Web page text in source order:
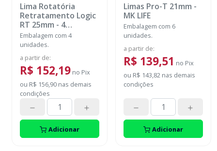
Lima Rotatória
Retratamento Logic
RT 25mm - 4
unidades -EASY
Embalagem com 4
unidades.
a partir de:
R$ 152,19 no Pix
ou R$ 156,90 nas demais
condições
Adicionar
Limas Pro-T 21mm -
MK LIFE
Embalagem com 6
unidades.
a partir de:
R$ 139,51 no Pix
ou R$ 143,82 nas demais
condições
Adicionar